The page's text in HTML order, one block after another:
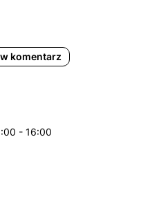
komentarz
- 16:00